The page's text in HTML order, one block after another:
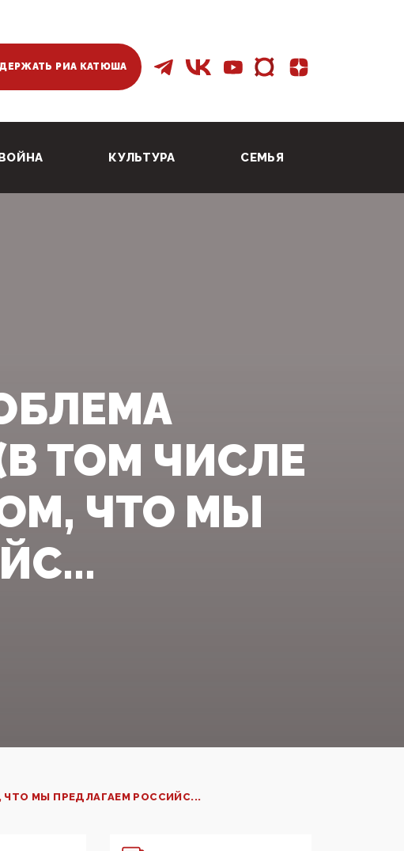
РИА КАТЮША
КУЛЬТУРА СЕМЬЯ
ТОМ ЧИСЛЕ
ЧТО МЫ
МЫ ПРЕДЛАГАЕМ РОССИЙС...